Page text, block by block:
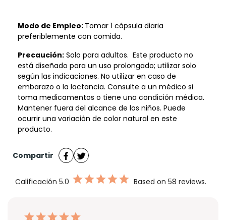
Modo de Empleo: Tomar 1 cápsula diaria
preferiblemente con comida.
Precaución: Solo para adultos. Este producto no
está diseñado para un uso prolongado; utilizar solo
según las indicaciones. No utilizar en caso de
embarazo o la lactancia. Consulte a un médico si
toma medicamentos o tiene una condición médica.
Mantener fuera del alcance de los niños. Puede
ocurrir una variación de color natural en este
producto.
Compartir
Calificación 5.0 Based on 58 reviews.